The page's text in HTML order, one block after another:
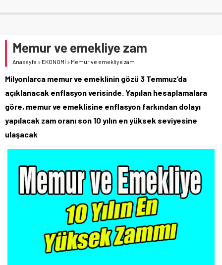
Memur ve emekliye zam
Anasayfa » EKONOMİ » Memur ve emekliye zam
Milyonlarca memur ve emeklinin gözü 3 Temmuz’da
açıklanacak enflasyon verisinde. Yapılan hesaplamalara
göre, memur ve emeklisine enflasyon farkından dolayı
yapılacak zam oranı son 10 yılın en yüksek seviyesine
ulaşacak